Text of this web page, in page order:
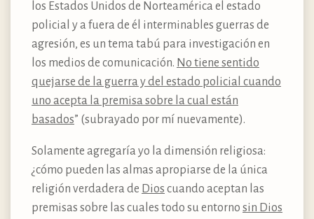
los Estados Unidos de Norteamérica el estado
policial y a fuera de él interminables guerras de
agresión, es un tema tabú para investigación en
los medios de comunicación. No tiene sentido
quejarse de la guerra y del estado policial cuando
uno acepta la premisa sobre la cual están
basados” (subrayado por mí nuevamente).
Solamente agregaría yo la dimensión religiosa:
¿cómo pueden las almas apropiarse de la única
religión verdadera de Dios cuando aceptan las
premisas sobre las cuales todo su entorno sin Dios